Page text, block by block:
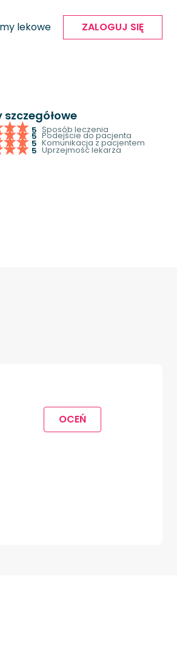
lekowe ZALOGUJ SIĘ
szczegółowe
5 Sposób leczenia
5 Podejście do pacjenta
5 Komunikacja z pacjentem
5 Uprzejmość lekarza
OCEŃ